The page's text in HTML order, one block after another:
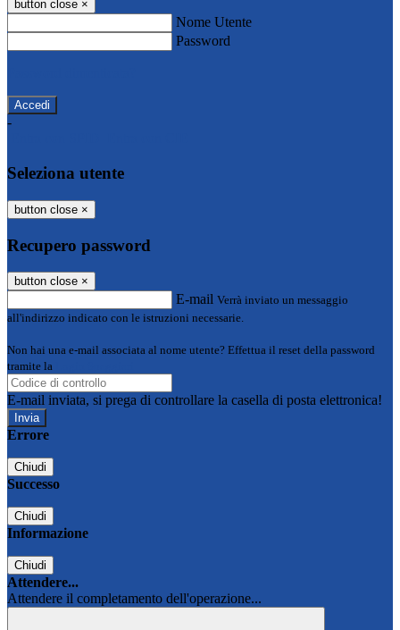
button close ×
Nome Utente
Password
-
Seleziona utente
button close ×
Recupero password
button close ×
E-mail Verrà inviato un messaggio
all'indirizzo indicato con le istruzioni necessarie.
Non hai una e-mail associata al nome utente? Effettua il reset della password
tramite la
E-mail inviata, si prega di controllare la casella di posta elettronica!
Errore
Chiudi
Successo
Chiudi
Informazione
Chiudi
Attendere...
Attendere il completamento dell'operazione...